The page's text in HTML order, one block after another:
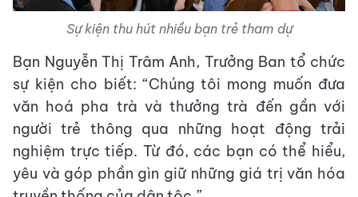
Sự kiện thu hút nhiều bạn trẻ tham dự
Bạn Nguyễn Thị Trâm Anh, Trưởng Ban tổ chức
sự kiện cho biết: “Chúng tôi mong muốn đưa
văn hoá pha trà và thưởng trà đến gần với
người trẻ thông qua những hoạt động trải
nghiệm trực tiếp. Từ đó, các bạn có thể hiểu,
yêu và góp phần gìn giữ những giá trị văn hóa